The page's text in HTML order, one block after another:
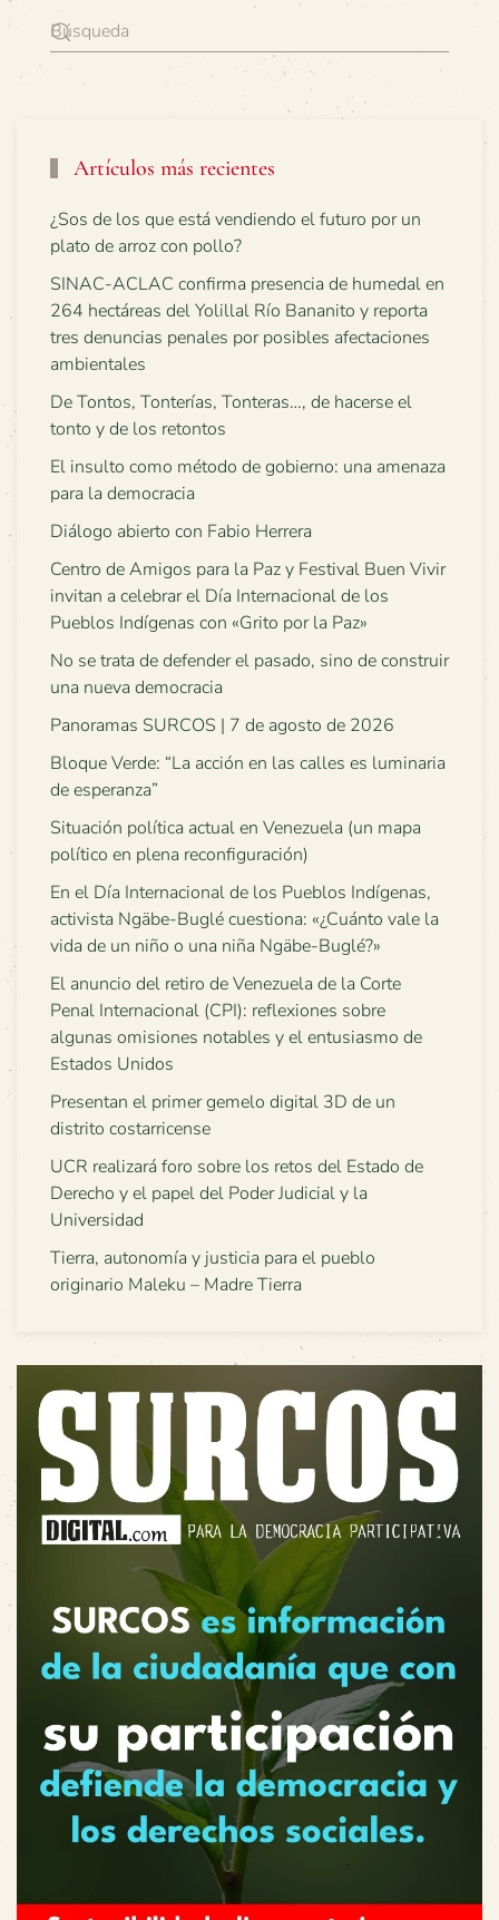
Artículos más recientes
¿Sos de los que está vendiendo el futuro por un
plato de arroz con pollo?
SINAC-ACLAC confirma presencia de humedal en
264 hectáreas del Yolillal Río Bananito y reporta
tres denuncias penales por posibles afectaciones
ambientales
De Tontos, Tonterías, Tonteras…, de hacerse el
tonto y de los retontos
El insulto como método de gobierno: una amenaza
para la democracia
Diálogo abierto con Fabio Herrera
Centro de Amigos para la Paz y Festival Buen Vivir
invitan a celebrar el Día Internacional de los
Pueblos Indígenas con «Grito por la Paz»
No se trata de defender el pasado, sino de construir
una nueva democracia
Panoramas SURCOS | 7 de agosto de 2026
Bloque Verde: “La acción en las calles es luminaria
de esperanza”
Situación política actual en Venezuela (un mapa
político en plena reconfiguración)
En el Día Internacional de los Pueblos Indígenas,
activista Ngäbe-Buglé cuestiona: «¿Cuánto vale la
vida de un niño o una niña Ngäbe-Buglé?»
El anuncio del retiro de Venezuela de la Corte
Penal Internacional (CPI): reflexiones sobre
algunas omisiones notables y el entusiasmo de
Estados Unidos
Presentan el primer gemelo digital 3D de un
distrito costarricense
UCR realizará foro sobre los retos del Estado de
Derecho y el papel del Poder Judicial y la
Universidad
Tierra, autonomía y justicia para el pueblo
originario Maleku – Madre Tierra